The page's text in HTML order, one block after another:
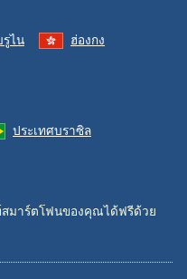
รูไน
ฮ่องกง
ประเทศบราซิล
มาร์ตโฟนของคุณได้ฟรีด้วย